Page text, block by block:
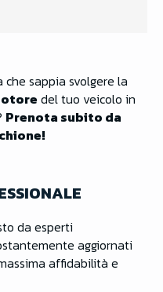
che sappia svolgere la
del tuo veicolo in
Prenota subito da
da esperti
aggiornati
affidabilità e